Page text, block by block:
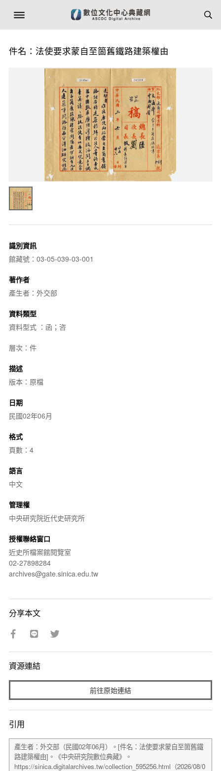
件名：法使要求蒙自至箇舊鐵路建築權由
識別資訊
館藏號：03-05-039-03-001
著作者
產生者：外交部
資料類型
資料型式 ：函；咨
層次：件
描述
版本：原檔
日期
民國02年06月
格式
頁數：4
語言
中文
管理權
中央研究院近代史研究所
授權聯絡窗口
近史所檔案館閱覽室
02-27898284
archives@gate.sinica.edu.tw
分享本文
資源連結
前往原始連結
引用